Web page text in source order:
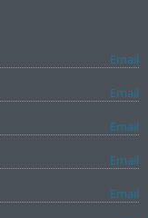
Email
Email
Email
Email
Email